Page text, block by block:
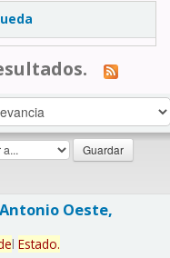
Oeste,
l Estado.